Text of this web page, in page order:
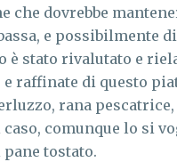
che dovrebbe
e possibilmente
è stato rivalutato e
raffinate di questo
rana
comunque lo si
tostato.